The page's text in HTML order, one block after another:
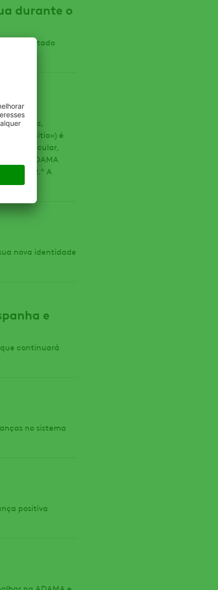
durante o
no resultado
produtos,
o «Sítio») é
Em particular,
ADAMA
piso 2.º A
nova identidade
e
continuará
no sistema
positiva